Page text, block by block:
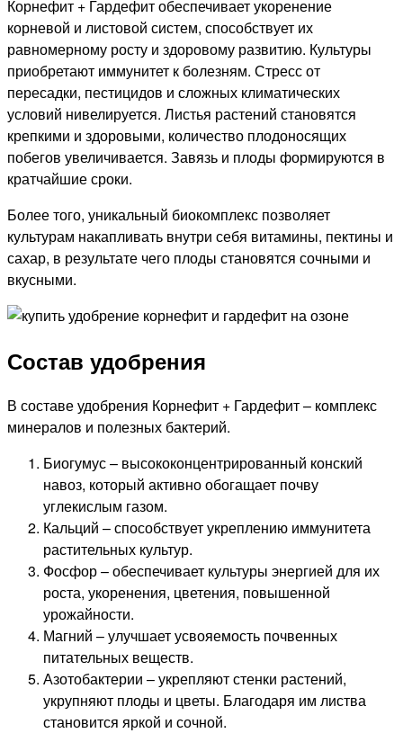
Корнефит + Гардефит обеспечивает укоренение
корневой и листовой систем, способствует их
равномерному росту и здоровому развитию. Культуры
приобретают иммунитет к болезням. Стресс от
пересадки, пестицидов и сложных климатических
условий нивелируется. Листья растений становятся
крепкими и здоровыми, количество плодоносящих
побегов увеличивается. Завязь и плоды формируются в
кратчайшие сроки.
Более того, уникальный биокомплекс позволяет
культурам накапливать внутри себя витамины, пектины и
сахар, в результате чего плоды становятся сочными и
вкусными.
Состав удобрения
В составе удобрения Корнефит + Гардефит – комплекс
минералов и полезных бактерий.
Биогумус – высококонцентрированный конский
навоз, который активно обогащает почву
углекислым газом.
Кальций – способствует укреплению иммунитета
растительных культур.
Фосфор – обеспечивает культуры энергией для их
роста, укоренения, цветения, повышенной
урожайности.
Магний – улучшает усвояемость почвенных
питательных веществ.
Азотобактерии – укрепляют стенки растений,
укрупняют плоды и цветы. Благодаря им листва
становится яркой и сочной.